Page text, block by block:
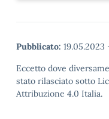
Pubblicato: 19.05.2023
Eccetto dove
stato rilasciato sotto
Attribuzione 4.0 Italia.